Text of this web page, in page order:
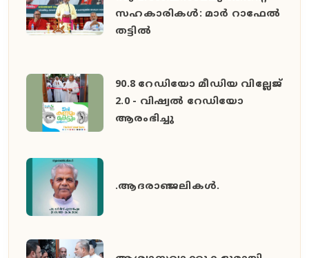
സഹകാരികൾ: മാർ റാഫേൽ
തട്ടിൽ
90.8 റേഡിയോ മീഡിയ വില്ലേജ്
2.0 - വിഷ്വൽ റേഡിയോ
ആരംഭിച്ചു
.ആദരാഞ്ജലികൾ.